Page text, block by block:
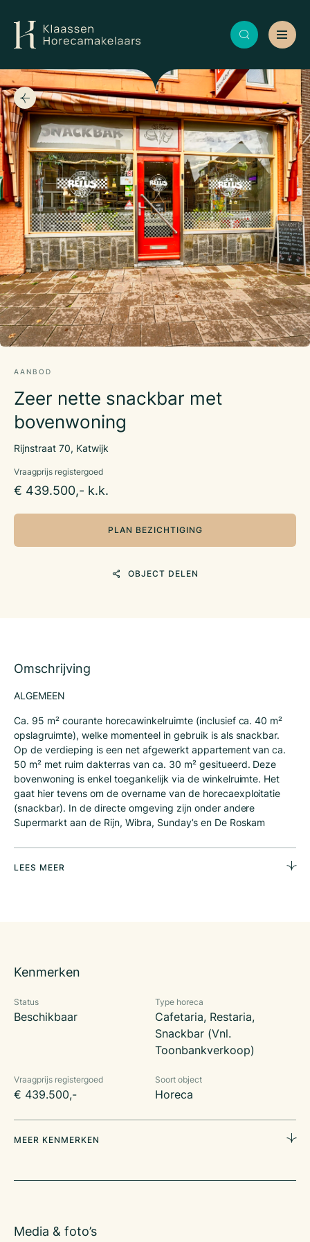
AANBOD
Zeer nette snackbar met
bovenwoning
Rijnstraat 70, Katwijk
Vraagprijs registergoed
€ 439.500,- k.k.
PLAN BEZICHTIGING
OBJECT DELEN
Omschrijving
ALGEMEEN
Ca. 95 m² courante horecawinkelruimte (inclusief ca. 40 m²
opslagruimte), welke momenteel in gebruik is als snackbar.
Op de verdieping is een net afgewerkt appartement van ca.
50 m² met ruim dakterras van ca. 30 m² gesitueerd. Deze
bovenwoning is enkel toegankelijk via de winkelruimte. Het
gaat hier tevens om de overname van de horecaexploitatie
(snackbar). In de directe omgeving zijn onder andere
Supermarkt aan de Rijn, Wibra, Sunday’s en De Roskam
OPPERVLAKTE/INDELING Het onroerend goed heeft in totaal
in de huidige staat.
Foto’s van de bovenwoning zijn opvraagbaar bij de makelaar.
Het object is te koop, de vraagprijs voor het vastgoed
LEES MEER
Kenmerken
Status
Beschikbaar
Type horeca
Cafetaria, Restaria,
Snackbar (Vnl.
Toonbankverkoop)
Vraagprijs registergoed
€ 439.500,-
Soort object
Horeca
MEER KENMERKEN
Media & foto’s